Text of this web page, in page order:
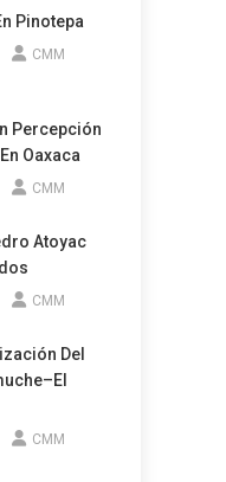
Pinotepa
CMM
Percepción
Oaxaca
CMM
Atoyac
CMM
Del
CMM